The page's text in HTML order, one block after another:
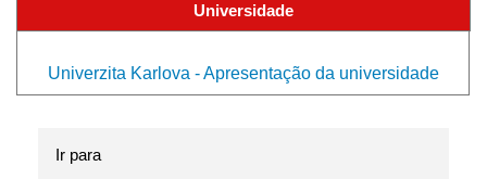
Universidade
Univerzita Karlova - Apresentação da universidade
Ir para